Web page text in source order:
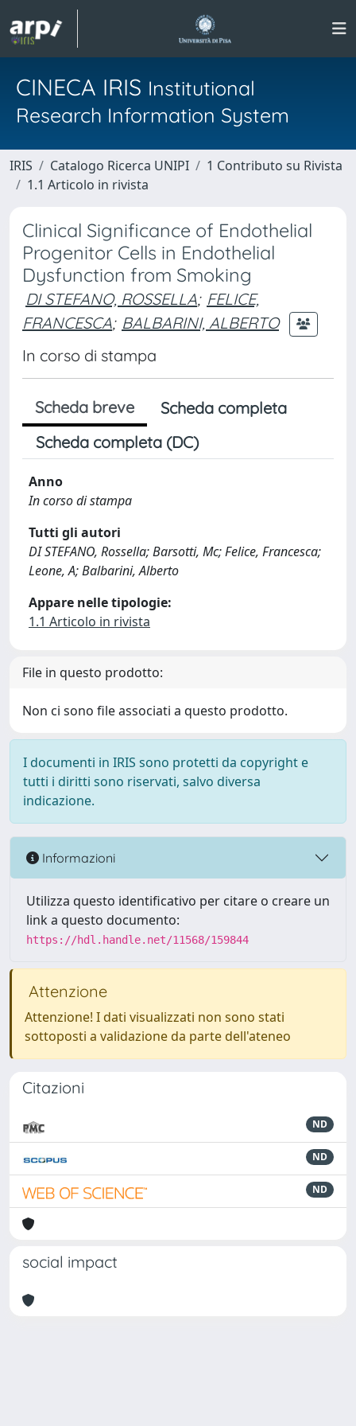
CINECA IRIS Institutional
Research Information System
IRIS Catalogo Ricerca UNIPI
1 Contributo su Rivista
1.1 Articolo in rivista
Clinical Significance of Endothelial
Progenitor Cells in Endothelial
Dysfunction from Smoking
DI STEFANO, ROSSELLA; FELICE,
FRANCESCA; BALBARINI, ALBERTO
In corso di stampa
Scheda breve
Scheda completa
Scheda completa (DC)
Anno
In corso di stampa
Tutti gli autori
DI STEFANO, Rossella; Barsotti, Mc; Felice, Francesca;
Leone, A; Balbarini, Alberto
Appare nelle tipologie:
1.1 Articolo in rivista
File in questo prodotto:
Non ci sono file associati a questo prodotto.
I documenti in IRIS sono protetti da copyright e
tutti i diritti sono riservati, salvo diversa
indicazione.
Informazioni
Utilizza questo identificativo per citare o creare un
link a questo documento:
https://hdl.handle.net/11568/159844
Attenzione
Attenzione! I dati visualizzati non sono stati
sottoposti a validazione da parte dell'ateneo
Citazioni
ND
ND
ND
social impact